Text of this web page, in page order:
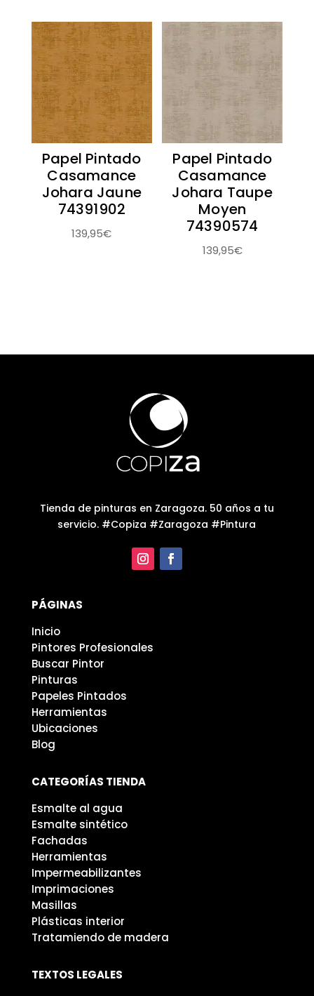
Papel Pintado
Casamance
Johara Jaune
74391902
139,95€
Papel Pintado
Casamance
Johara Taupe
Moyen
74390574
139,95€
Tienda de pinturas en Zaragoza. 50 años a tu
servicio. #Copiza #Zaragoza #Pintura
PÁGINAS
Inicio
Pintores Profesionales
Buscar Pintor
Pinturas
Papeles Pintados
Herramientas
Ubicaciones
Blog
CATEGORÍAS TIENDA
Esmalte al agua
Esmalte sintético
Fachadas
Herramientas
Impermeabilizantes
Imprimaciones
Masillas
Plásticas interior
Tratamiendo de madera
TEXTOS LEGALES